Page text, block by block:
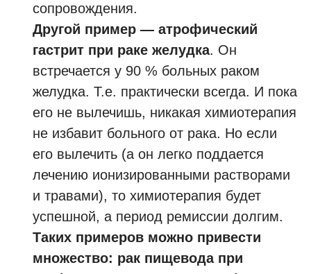
сопровождения.
Другой пример — атрофический
гастрит при раке желудка. Он
встречается у 90 % больных раком
желудка. Т.е. практически всегда. И пока
его не вылечишь, никакая химиотерапия
не избавит больного от рака. Но если
его вылечить (а он легко поддается
лечению ионизированными растворами
и травами), то химиотерапия будет
успешной, а период ремиссии долгим.
Таких примеров можно привести
множество: рак пищевода при